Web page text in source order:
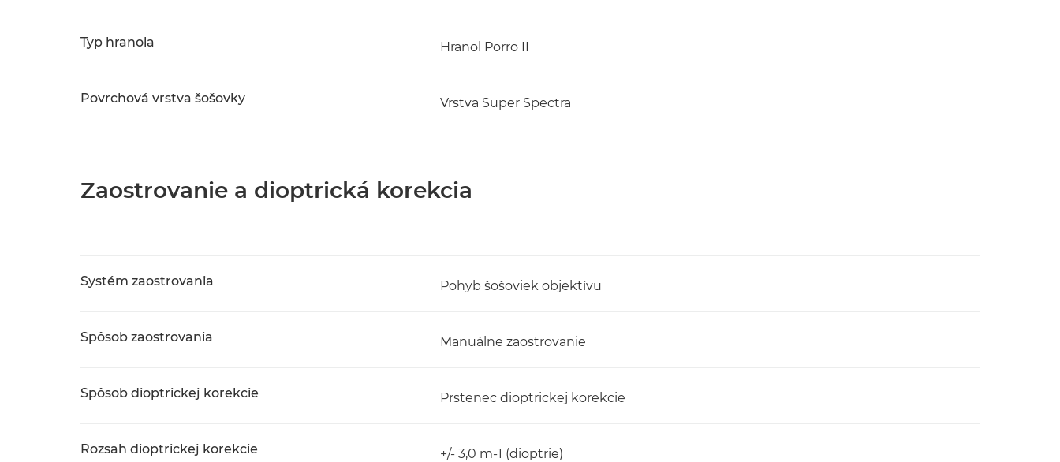
Typ hranola Hranol Porro II
Povrchová vrstva šošovky Vrstva Super Spectra
Zaostrovanie a dioptrická korekcia
Systém zaostrovania Pohyb šošoviek objektívu
Spôsob zaostrovania Manuálne zaostrovanie
Spôsob dioptrickej korekcie Prstenec dioptrickej korekcie
Rozsah dioptrickej korekcie +/- 3,0 m-1 (dioptrie)